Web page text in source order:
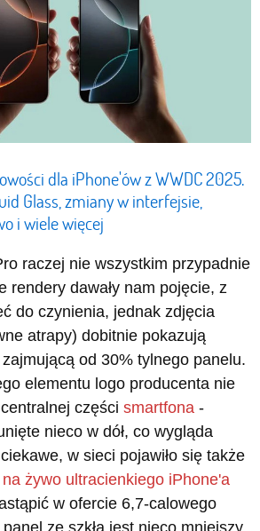
dla iPhone'ów z WWDC 2025.
Glass, zmiany w interfejsie,
i wiele więcej
raczej nie wszystkim przypadnie
rendery dawały nam pojęcie, z
do czynienia, jednak zdjęcia
atrapy) dobitnie pokazują
od 30% tylnego panelu.
elementu logo producenta nie
części smartfona -
nieco w dół, co wygląda
w sieci pojawiło się także
żywo ultracienkiego iPhone'a
w ofercie 6,7-calowego